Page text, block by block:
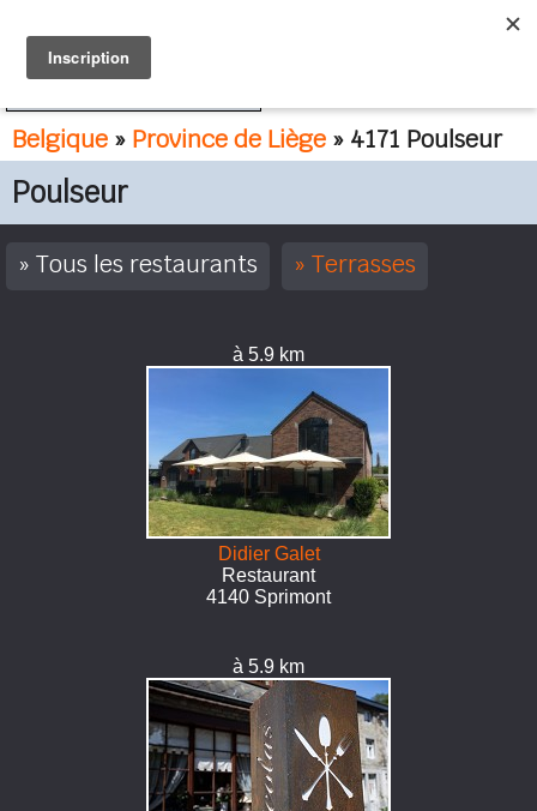
Belgique » Province de Liège » 4171 Poulseur
Poulseur
Tous les restaurants Terrasses
à 5.9 km
Didier Galet
Restaurant
4140 Sprimont
à 5.9 km